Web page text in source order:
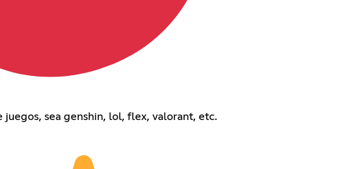
juegos, sea genshin, lol, flex, valorant, etc.